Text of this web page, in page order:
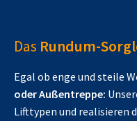
Das Rundum-
Egal ob enge und steile
oder Außentreppe:
Lifttypen und realisieren